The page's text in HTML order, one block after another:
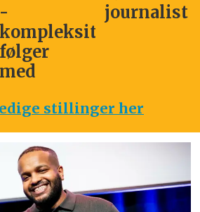
-
kompleksitet
følger
med
journalist
stillinger her